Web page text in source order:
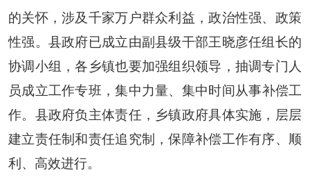
的关怀，涉及千家万户群众利益，政治性强、政策
性强。县政府已成立由副县级干部王晓彦任组长的
协调小组，各乡镇也要加强组织领导 ，抽调专门人
员成立工作专班，集中力量、集中时间 从事补偿工
作。县政府负主体责任，乡镇政府具体实施，层层
建立责任制和责任追究制，保障补偿工作有序、 顺
利、高效进行。